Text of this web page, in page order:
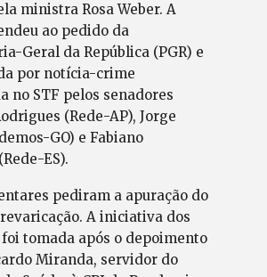
ministra Rosa Weber. A
ao pedido da
Geral da República (PGR) e
por notícia-crime
no STF pelos senadores
(Rede-AP), Jorge
GO) e Fabiano
ES).
pediram a apuração do
A iniciativa dos
tomada após o depoimento
Miranda, servidor do